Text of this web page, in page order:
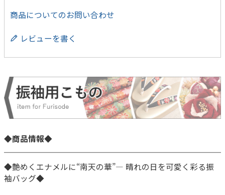
商品についてのお問い合わせ
レビューを書く
◆商品情報◆
◆艶めくエナメルに“南天の華”― 晴れの日を可愛く彩る振
袖バッグ◆